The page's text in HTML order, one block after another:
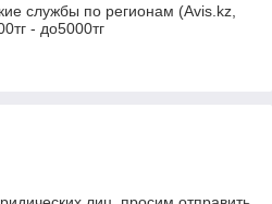
службы по регионам (Avis.kz,
- до5000тг